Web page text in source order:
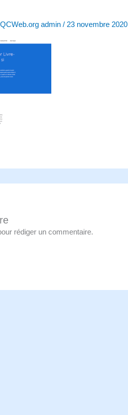
QCWeb.org admin/ 23 novembre 2020
rédiger un commentaire.